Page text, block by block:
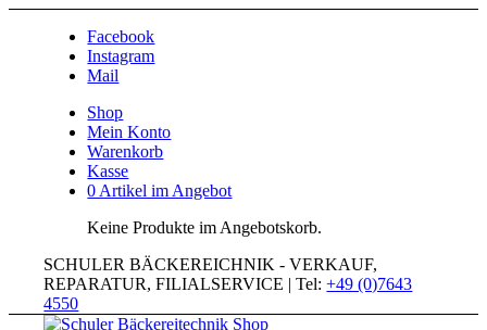
Facebook
Instagram
Mail
Shop
Mein Konto
Warenkorb
Kasse
0 Artikel im Angebot
Keine Produkte im Angebotskorb.
SCHULER BÄCKEREICHNIK - VERKAUF,
REPARATUR, FILIALSERVICE | Tel:+49 (0)7643
4550